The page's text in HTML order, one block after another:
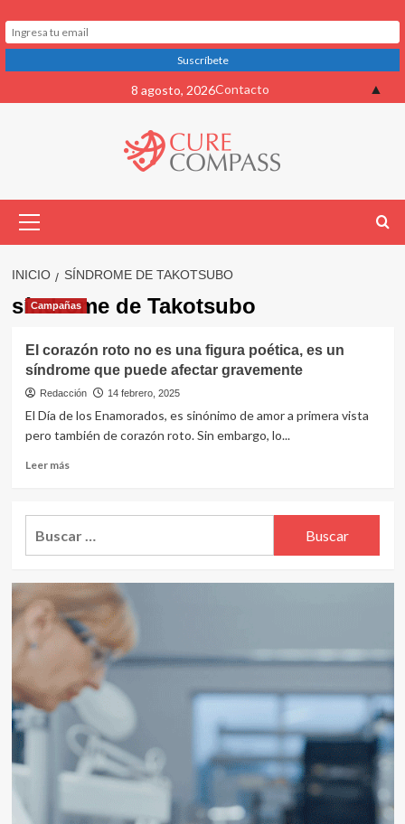
al
8 agosto, 2026Contacto
primario
INICIO SÍNDROME DE TAKOTSUBO
síndrome de Takotsubo
Campañas
El corazón roto no es una figura poética, es un
síndrome que puede afectar gravemente
Redacción 14 febrero, 2025
El Día de los Enamorados, es sinónimo de amor a primera vista
pero también de corazón roto. Sin embargo, lo...
Leer másLeer
El
corazón
es
una
figura
poética,
un
síndrome
que
puede
afectar
gravemente
▲